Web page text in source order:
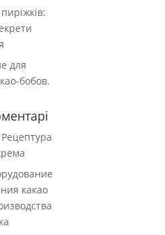
для
бобов.
Рецептура
какао